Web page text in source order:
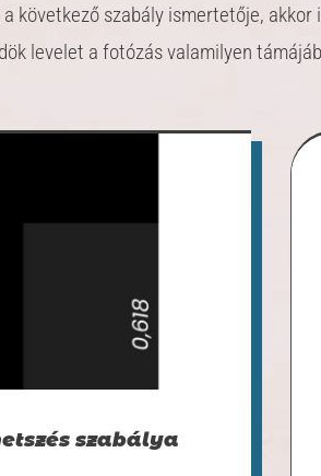
következő szabály ismertetője, akkor
levelet a fotózás valamilyen
szabálya